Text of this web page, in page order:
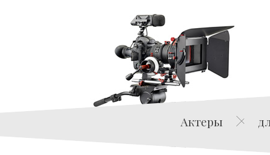
Актеры